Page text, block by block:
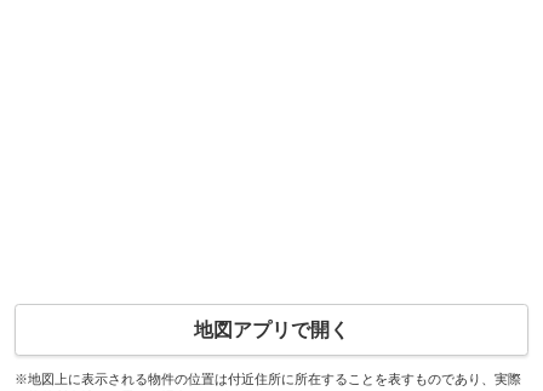
地図アプリで開く
※地図上に表示される物件の位置は付近住所に所在することを表すものであり、実際